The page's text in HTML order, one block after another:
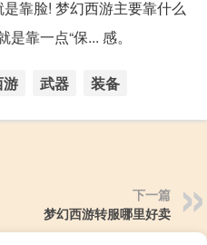
靠脸! 梦幻西游主要靠什么
靠一点“保... 感。
游 武器 装备
下一篇
梦幻西游转服哪里好卖